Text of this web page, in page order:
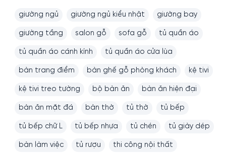
giường ngủ giường ngủ kiểu nhật giường bay
giường tầng salon gỗ sofa gỗ tủ quần áo
tủ quần áo cánh kính tủ quần áo cửa lùa
bàn trang điểm bàn ghế gỗ phòng khách kệ tivi
kệ tivi treo tường bộ bàn ăn bàn ăn hiện đại
bàn ăn mặt đá bàn thờ tủ thờ tủ bếp
tủ bếp chữ L tủ bếp nhựa tủ chén tủ giày dép
bàn làm việc tủ rượu thi công nội thất